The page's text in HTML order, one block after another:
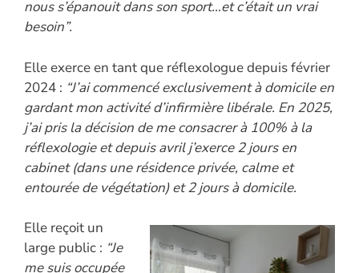
nous s’épanouit dans son sport…et c’était un vrai
besoin”.
Elle exerce en tant que réflexologue depuis février
2024 : “J’ai commencé exclusivement à domicile en
gardant mon activité d’infirmière libérale. En 2025,
j’ai pris la décision de me consacrer à 100% à la
réflexologie et depuis avril j’exerce 2 jours en
cabinet (dans une résidence privée, calme et
entourée de végétation) et 2 jours à domicile.
Elle reçoit un
large public : “Je
me suis occupée